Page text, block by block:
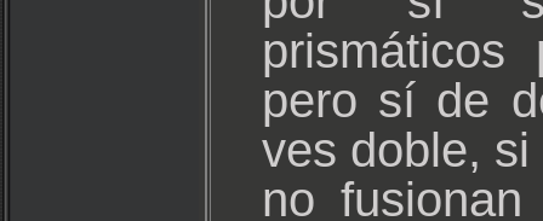
prismáticos
pero sí de
ves doble,
no fusionan